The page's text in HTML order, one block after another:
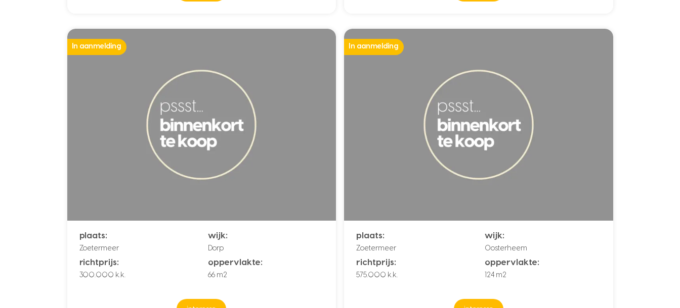
In aanmelding
plaats:
Zoetermeer
wijk:
Dorp
richtprijs:
300.000 k.k.
oppervlakte:
66 m2
In aanmelding
plaats:
Zoetermeer
wijk:
Oosterheem
richtprijs:
575.000 k.k.
oppervlakte:
124 m2